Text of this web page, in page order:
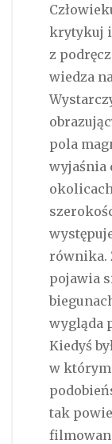
krytykuj
z
wiedza
pola
wyjaśnia
równika.
pojawia
wygląda
Kiedyś
w którym
tak